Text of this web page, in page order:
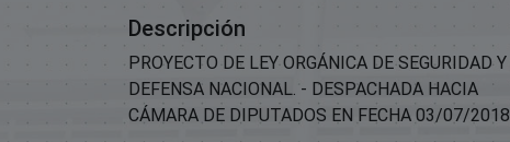
Descripción
PROYECTO DE LEY ORGÁNICA DE SEGURIDAD Y
DEFENSA NACIONAL. - DESPACHADA HACIA
CÁMARA DE DIPUTADOS EN FECHA 03/07/2018